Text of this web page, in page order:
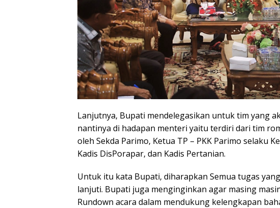
Lanjutnya, Bupati mendelegasikan untuk tim yang
nantinya di hadapan menteri yaitu terdiri dari tim
oleh Sekda Parimo, Ketua TP – PKK Parimo selaku
Kadis DisPorapar, dan Kadis Pertanian.
Untuk itu kata Bupati, diharapkan Semua tugas
lanjuti. Bupati juga menginginkan agar masing
Rundown acara dalam mendukung kelengkapan